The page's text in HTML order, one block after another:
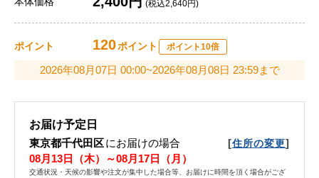
(税込2,640円)
ポイント 120ポイント ポイント10倍
2026年08月07日 00:00~2026年08月08日 23:59まで
お届け予定日
東京都千代田区にお届けの場合 [住所の変更]
08月13日（木）～08月17日（月）
交通状況・天候の影響や注文が集中した場合等、お届けに時間を頂く場合がござ